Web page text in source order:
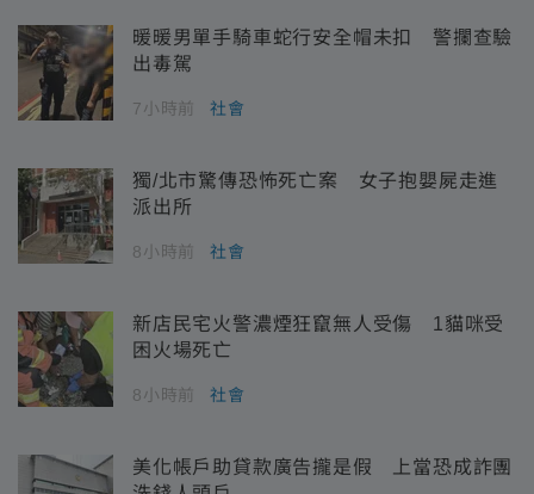
暖暖男單手騎車蛇行安全帽未扣 警攔查驗
出毒駕
7小時前 社會
獨/北市驚傳恐怖死亡案 女子抱嬰屍走進
派出所
8小時前 社會
新店民宅火警濃煙狂竄無人受傷 1貓咪受
困火場死亡
8小時前 社會
美化帳戶助貸款廣告攏是假 上當恐成詐團